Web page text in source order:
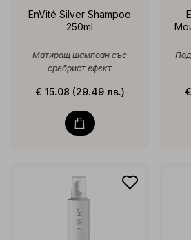
EnVité Silver Shampoo
250ml
Матиращ шампоан със
сребрист ефект
€ 15.08 (29.49 лв.)